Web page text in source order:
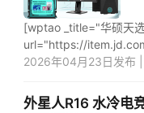
[wptao _title="华硕天
url="https://
2026年04月23日发布
外星人R16 水冷电